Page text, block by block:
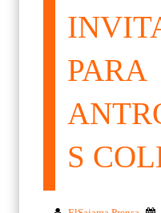
PARA
S